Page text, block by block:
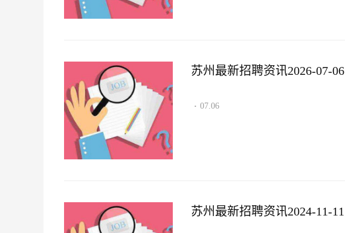
苏州最新招聘资讯2026-07-06
· 07.06
苏州最新招聘资讯2024-11-11